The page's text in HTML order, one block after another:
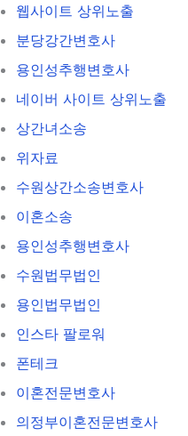
웹사이트 상위노출
분당강간변호사
용인성추행변호사
네이버 사이트 상위노출
상간녀소송
위자료
수원상간소송변호사
이혼소송
용인성추행변호사
수원법무법인
용인법무법인
인스타 팔로워
폰테크
이혼전문변호사
의정부이혼전문변호사